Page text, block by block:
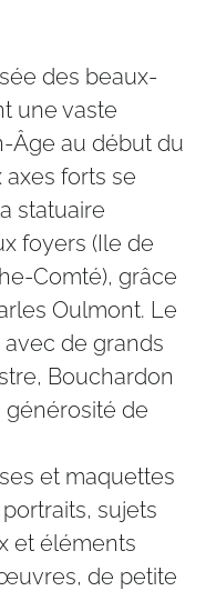
des beaux-
une vaste
Âge au début du
axes forts se
statuaire
foyers (Ile de
Comté), grâce
Oulmont. Le
de grands
Bouchardon
générosité de
et maquettes
sujets
et éléments
de petite